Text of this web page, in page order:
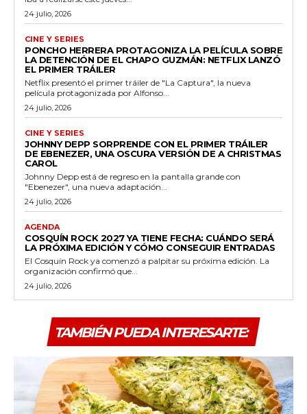
24 julio, 2026
CINE Y SERIES
PONCHO HERRERA PROTAGONIZA LA PELÍCULA SOBRE
LA DETENCIÓN DE EL CHAPO GUZMÁN: NETFLIX LANZÓ
EL PRIMER TRÁILER
Netflix presentó el primer tráiler de "La Captura", la nueva
película protagonizada por Alfonso...
24 julio, 2026
CINE Y SERIES
JOHNNY DEPP SORPRENDE CON EL PRIMER TRÁILER
DE EBENEZER, UNA OSCURA VERSIÓN DE A CHRISTMAS
CAROL
Johnny Depp está de regreso en la pantalla grande con
"Ebenezer", una nueva adaptación...
24 julio, 2026
AGENDA
COSQUÍN ROCK 2027 YA TIENE FECHA: CUÁNDO SERÁ
LA PRÓXIMA EDICIÓN Y CÓMO CONSEGUIR ENTRADAS
El Cosquín Rock ya comenzó a palpitar su próxima edición. La
organización confirmó que...
24 julio, 2026
TAMBIÉN PUEDA INTERESARTE: